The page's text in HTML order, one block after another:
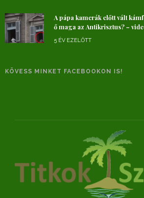
A pápa kamerák előtt vált
ő maga az Antikrisztus? –
5 ÉV EZELŐTT
KÖVESS MINKET FACEBOOKON IS!